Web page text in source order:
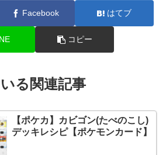
Facebook はてブ
コピー
る関連記事
【ポケカ】カビゴン(たべのこし)
デッキレシピ【ポケモンカード】